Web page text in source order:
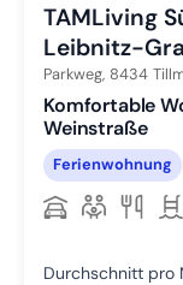
TAMLiving
Leibnitz-
Parkweg, 8434
Komfortable
Weinstraße
Ferienwohnung
Durchschnitt pro